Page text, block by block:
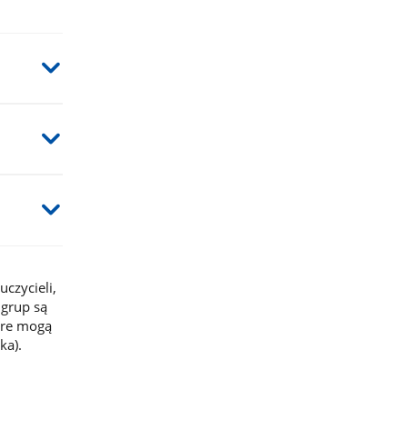
są
mogą